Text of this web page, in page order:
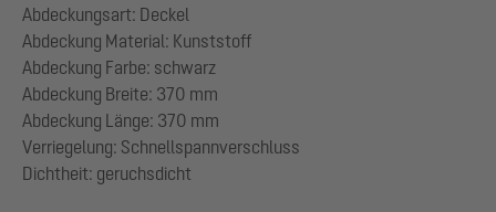
Abdeckungsart: Deckel
Abdeckung Material: Kunststoff
Abdeckung Farbe: schwarz
Abdeckung Breite: 370 mm
Abdeckung Länge: 370 mm
Verriegelung: Schnellspannverschluss
Dichtheit: geruchsdicht